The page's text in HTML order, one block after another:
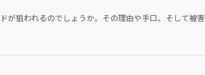
が狙われるのでしょうか。その理由や手口、そして被